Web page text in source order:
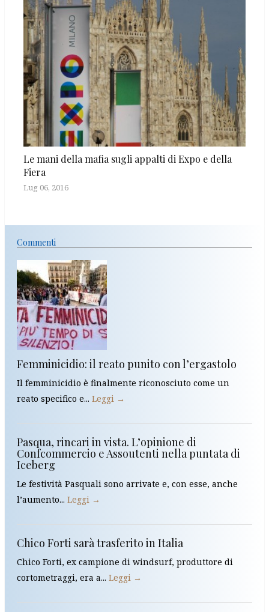
Le mani della mafia sugli appalti di Expo e della
Fiera
Lug 06, 2016
Commenti
Femminicidio: il reato punito con l’ergastolo
Il femminicidio è finalmente riconosciuto come un
reato specifico e... Leggi →
Pasqua, rincari in vista. L’opinione di
Confcommercio e Assoutenti nella puntata di
Iceberg
Le festività Pasquali sono arrivate e, con esse, anche
l’aumento... Leggi →
Chico Forti sarà trasferito in Italia
Chico Forti, ex campione di windsurf, produttore di
cortometraggi, era a... Leggi →